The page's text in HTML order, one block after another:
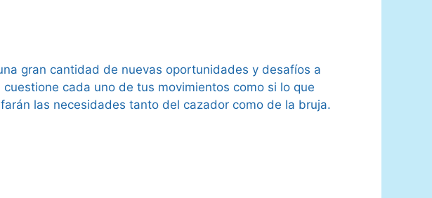
gran cantidad de nuevas oportunidades y desafíos a
cada uno de tus movimientos como si lo que
las necesidades tanto del cazador como de la bruja.